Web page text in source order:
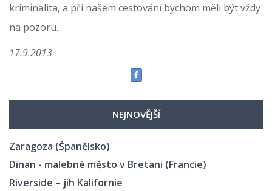
kriminalita, a při našem cestování bychom měli být vždy
na pozoru.
17.9.2013
NEJNOVĚJŠÍ
Zaragoza (Španělsko)
Dinan - malebné město v Bretani (Francie)
Riverside – jih Kalifornie